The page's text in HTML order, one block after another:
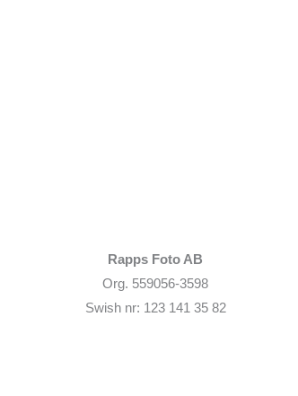
Rapps Foto AB
Org. 559056-3598
Swish nr: 123 141 35 82